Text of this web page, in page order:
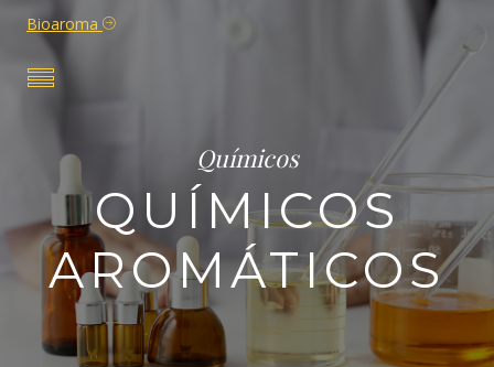
Bioaroma
Químicos
QUÍMICOS
AROMÁTICOS